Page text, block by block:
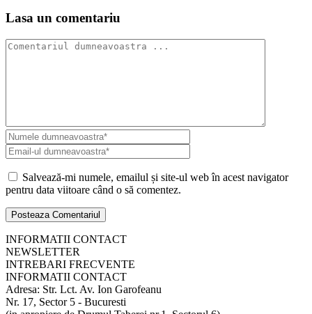
Lasa un comentariu
Salvează-mi numele, emailul și site-ul web în acest navigator
pentru data viitoare când o să comentez.
INFORMATII CONTACT
NEWSLETTER
INTREBARI FRECVENTE
INFORMATII CONTACT
Adresa: Str. Lct. Av. Ion Garofeanu
Nr. 17, Sector 5 - Bucuresti